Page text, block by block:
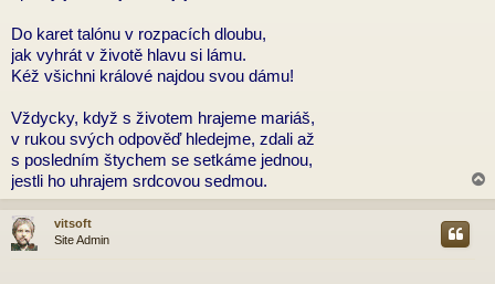
Do karet talónu v rozpacích dloubu,
jak vyhrát v životě hlavu si lámu.
Kéž všichni králové najdou svou dámu!
Vždycky, když s životem hrajeme mariáš,
v rukou svých odpověď hledejme, zdali až
s posledním štychem se setkáme jednou,
jestli ho uhrajem srdcovou sedmou.
a
vitsoft
Site Admin